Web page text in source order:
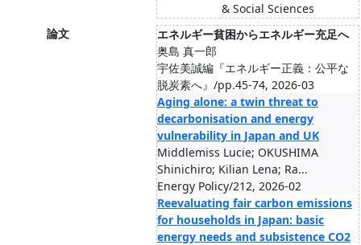
& Social Sciences
論文
エネルギー貧困からエネルギー充足へ
奥島 真一郎
宇佐美誠編『エネルギー正義：公平な
脱炭素へ』/pp.45-74, 2026-03
Aging alone: a twin threat to
decarbonisation and energy
vulnerability in Japan and UK
Middlemiss Lucie; OKUSHIMA
Shinichiro; Kilian Lena; Ra...
Energy Policy/212, 2026-02
Reevaluating fair carbon emissions
for households in Japan: basic
energy needs and subsistence CO2